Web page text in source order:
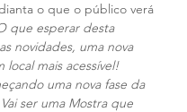
o que o público verá
que esperar desta
novidades, uma nova
local mais acessível!
uma nova fase da
ser uma Mostra que